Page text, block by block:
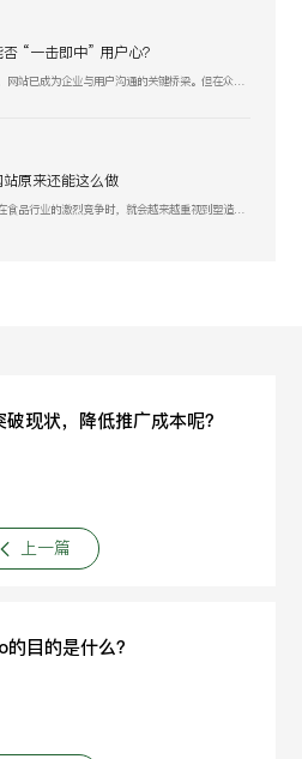
“一击即中” 用户心？
在数字化时代，网站已成为企业与用户沟通的关键桥梁。但在众多网站中，真正能精准把握用户需求、提供卓越用户体验的却为数不多。
原来还能这么做
企业在面对现在食品行业的激烈竞争时，就会越来越重视到塑造好线上形象或许是一个突破口。
现状，降低推广成本呢？
上一篇
目的是什么？